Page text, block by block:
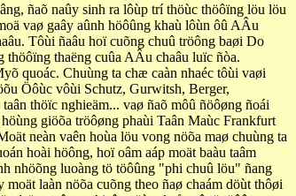
ñaõ naûy sinh ra lôùp trí thöùc thöôïng löu löu
vaø gaây aûnh höôûng khaù lôùn ôû AÂu
Tôùi ñaâu hoï cuõng chuû tröông baøi Do
thaëng cuûa AÂu chaâu luïc ñòa.
quoác. Chuùng ta chæ caàn nhaéc tôùi vaøi
Öôùc vôùi Schutz, Gurwitsh, Berger,
thöïc nghieäm... vaø ñaõ môû ñöôøng ñoái
giöõa tröôøng phaùi Taân Maùc Frankfurt
neàn vaên hoùa löu vong nöõa maø chuùng ta
hoài höông, hoï oâm aáp moät baàu taâm
nhöõng luoàng tö töôûng "phi chuû löu" ñang
laàn nöõa cuõng theo ñaø chaám döùt thôøi